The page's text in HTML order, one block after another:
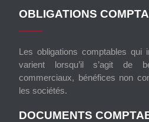
OBLIGATIONS
Les obligations comptables qui
varient lorsqu’il s’agit de
commerciaux, bénéfices non
les sociétés.
DOCUMENTS